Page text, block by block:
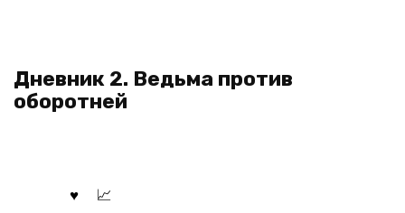
Дневник 2. Ведьма против
оборотней